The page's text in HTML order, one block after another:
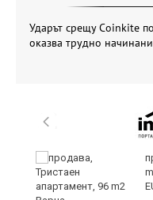
Ударът срещу Coinkite
оказва трудно